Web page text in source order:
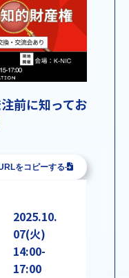
前に知ってお
をコピーする
2025.10.
07(火)
14:00-
17:00